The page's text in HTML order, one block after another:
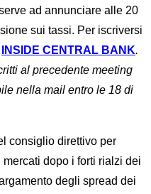
ad annunciare alle 20
sui tassi. Per iscriversi
INSIDE CENTRAL BANK.
al precedente meeting
nella mail entro le 18 di
consiglio direttivo per
dopo i forti rialzi dei
degli spread dei